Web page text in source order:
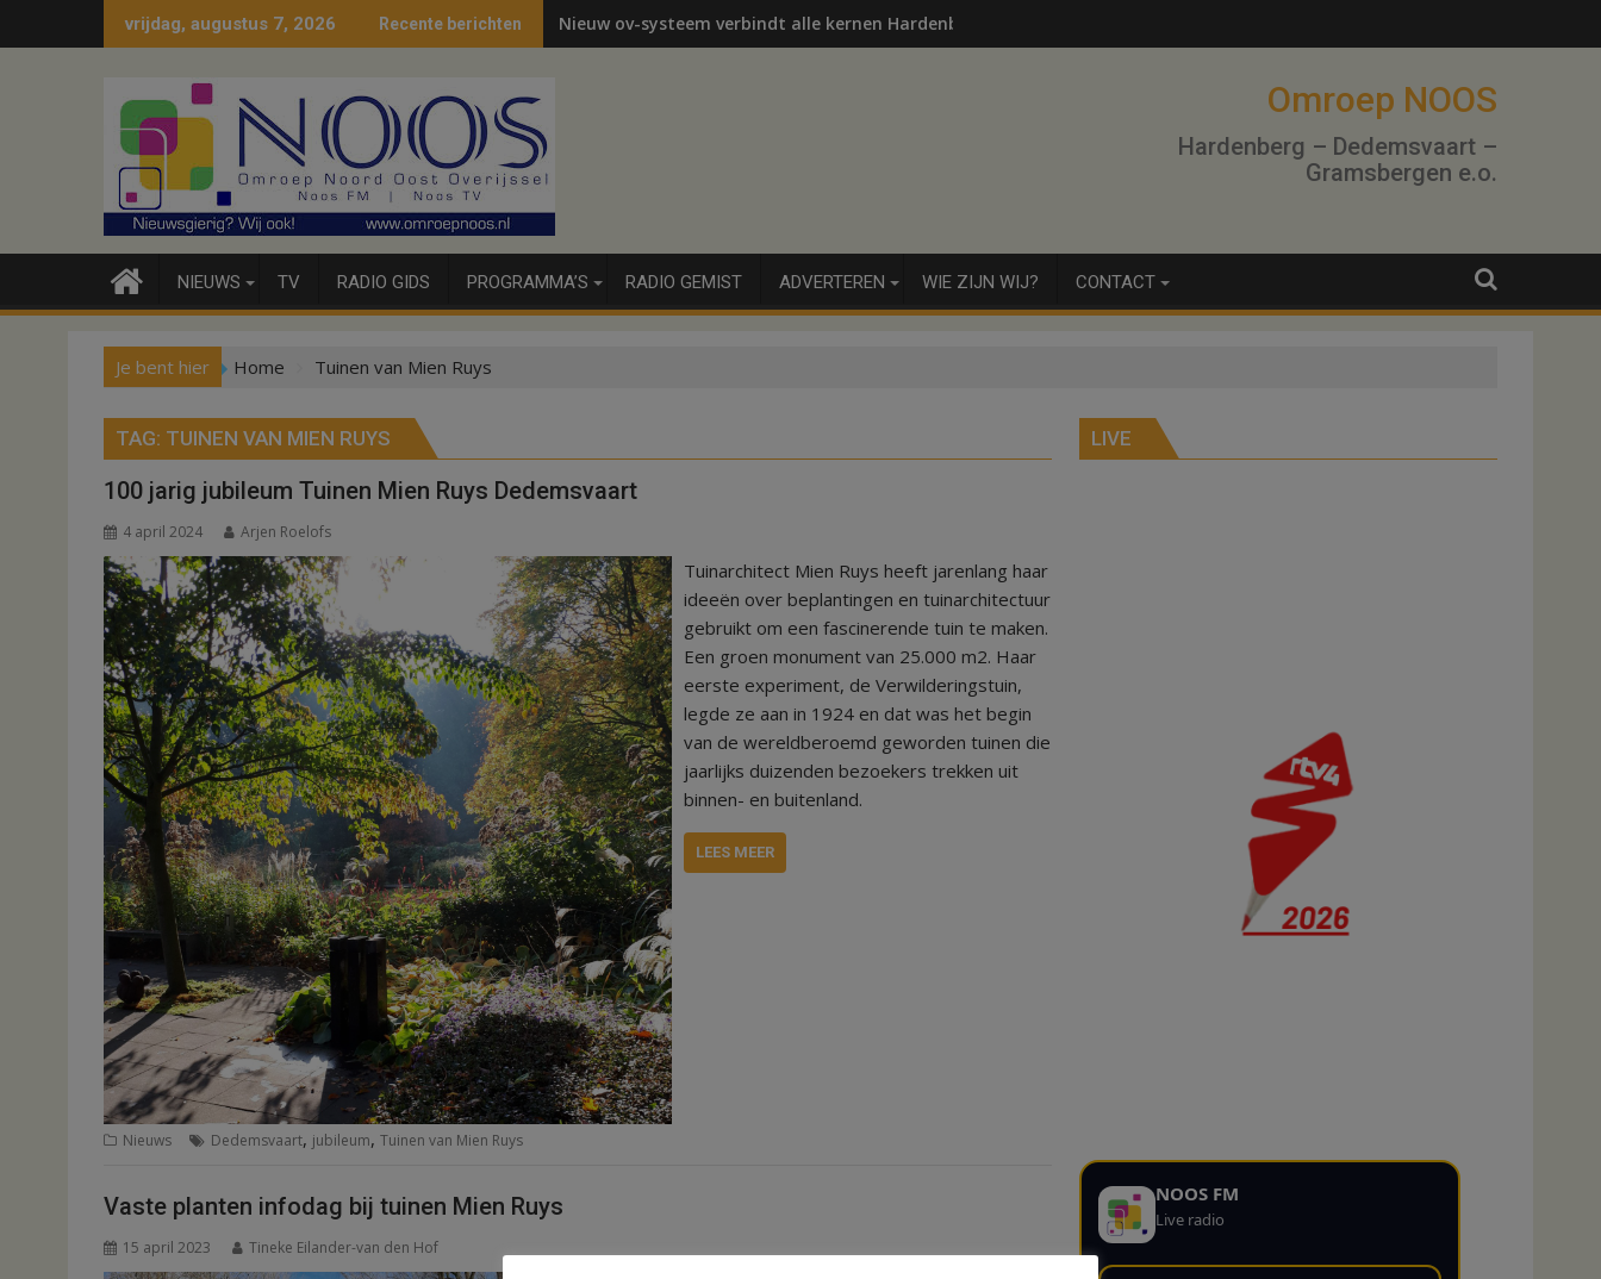
naar
vrijdag, augustus 7, 2026 Recente berichten Nieuw ov-systeem verbindt alle kernen Hardenberg
Omroep NOOS
Hardenberg – Dedemsvaart –
Gramsbergen e.o.
NIEUWS TV RADIO GIDS PROGRAMMA’S RADIO GEMIST ADVERTEREN WIE ZIJN WIJ? CONTACT
Je bent hier Home Tuinen van Mien Ruys
TAG: TUINEN VAN MIEN RUYS
100 jarig jubileum Tuinen Mien Ruys Dedemsvaart
4 april 2024 Arjen Roelofs
Tuinarchitect Mien Ruys heeft jarenlang haar
ideeën over beplantingen en tuinarchitectuur
gebruikt om een fascinerende tuin te maken.
Een groen monument van 25.000 m2. Haar
eerste experiment, de Verwilderingstuin,
legde ze aan in 1924 en dat was het begin
van de wereldberoemd geworden tuinen die
jaarlijks duizenden bezoekers trekken uit
binnen- en buitenland.
LEES MEER
Nieuws Dedemsvaart, jubileum, Tuinen van Mien Ruys
Vaste planten infodag bij tuinen Mien Ruys
15 april 2023 Tineke Eilander-van den Hof
LIVE
NOOS FM
Live radio